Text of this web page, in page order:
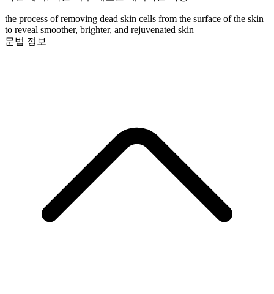
the process of removing dead skin cells from the surface of the skin
to reveal smoother, brighter, and rejuvenated skin
문법 정보